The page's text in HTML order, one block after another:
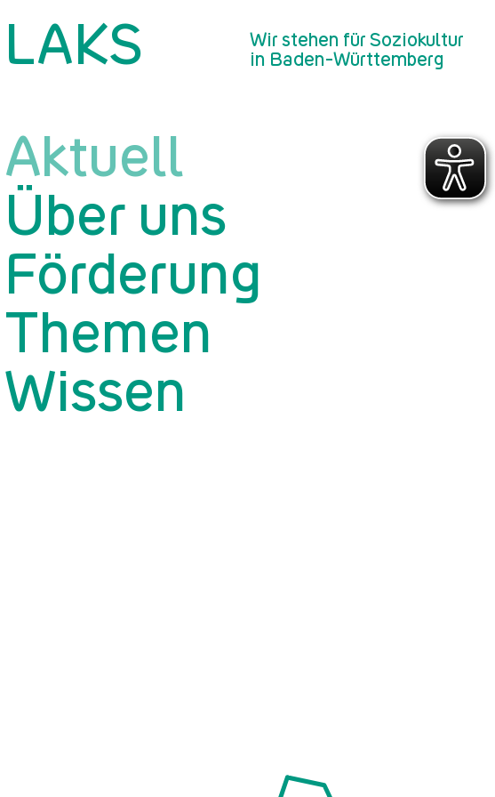
LAKS
Wir stehen für Soziokultur
in Baden-Württemberg
Aktuell
Über uns
Förderung
Themen
Wissen